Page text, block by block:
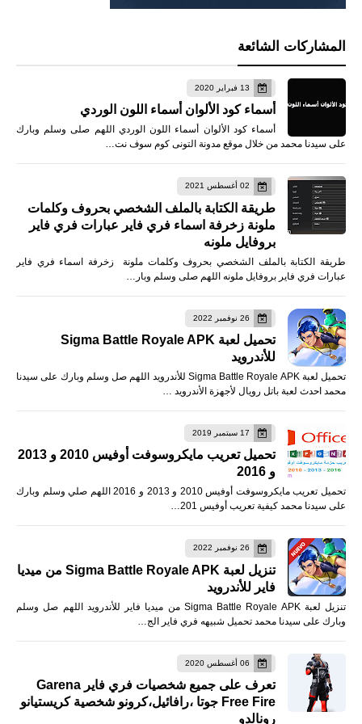
المشاركات الشائعة
13 فبراير 2020
أسماء كود الألوان أسماء اللون الوردي
أسماء كود الألوان أسماء اللون الوردي اللهم صلى وسلم وبارك
على سيدنا محمد من خلال موقع مدونة التونى كوم سوف نت…
02 أغسطس 2021
طريقة الكتابة بالملف الشخصي بحروف وكلمات
ملونة زخرفة اسماء فري فاير عبارات فري فاير
بروفايل ملونه
طريقة الكتابة بالملف الشخصي بحروف وكلمات ملونة زخرفة اسماء فري فاير
عبارات فري فاير بروفايل ملونه اللهم صلى وسلم وبار…
26 نوفمبر 2022
تحميل لعبة Sigma Battle Royale APK
للأندرويد
تحميل لعبة Sigma Battle Royale APK للأندرويد اللهم صل وسلم وبارك على سيدنا
محمد احدث لعبة باتل رويال لأجهزة الأندرويد …
17 سبتمبر 2019
تحميل تعريب مايكروسوفت أوفيس 2010 و 2013
و 2016
تحميل تعريب مايكروسوفت أوفيس 2010 و 2013 و 2016 اللهم صلي وسلم وبارك
على سيدنا محمد كيفية تعريب أوفيس 201…
26 نوفمبر 2022
تنزيل لعبة Sigma Battle Royale APK من ميديا
فاير للأندرويد
تنزيل لعبة Sigma Battle Royale APK من ميديا فاير للأندرويد اللهم صل وسلم
وبارك على سيدنا محمد تحميل شبيهه فري فاير الج…
06 أغسطس 2020
تعرف على جميع شخصيات فري فاير Garena
Free Fire جوتا ،رافائيل،كرونو شخصية كريستيانو
رونالدو